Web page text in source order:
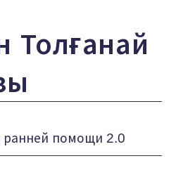
Толғанай
ранней помощи 2.0